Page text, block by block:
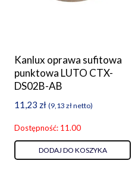
Kanlux oprawa sufitowa
punktowa LUTO CTX-
DS02B-AB
11,23 zł (9,13 złnetto)
Dostępność: 11.00
DODAJ DO KOSZYKA